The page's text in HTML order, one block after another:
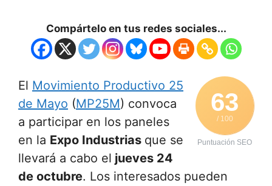
Compártelo en tus redes sociales...
63
/ 100
Puntuación SEO
El Movimiento Productivo 25
de Mayo (MP25M) convoca
a participar en los paneles
en la Expo Industrias que se
llevará a cabo el jueves 24
de octubre. Los interesados pueden